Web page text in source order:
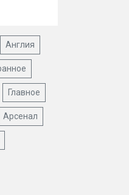
Англия
Главное
Арсенал